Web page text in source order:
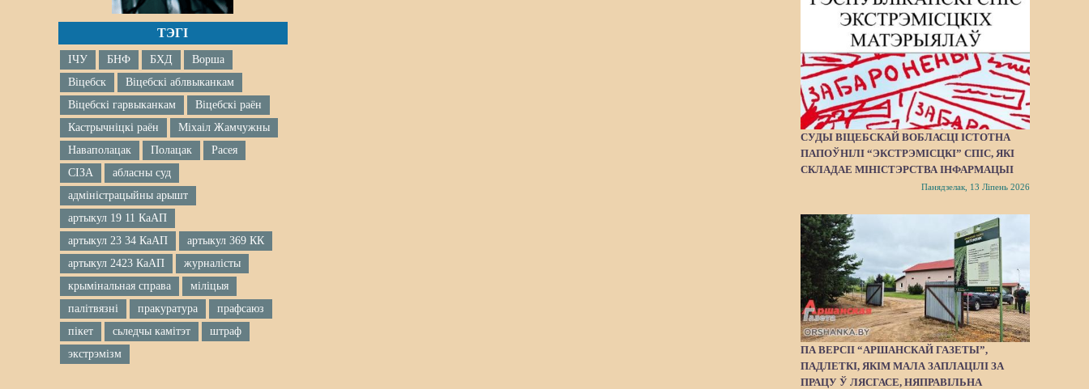
ТЭГІ
ІЧУ БНФ БХД
Ворша
Віцебск
Віцебскі аблвыканкам
Віцебскі гарвыканкам
Віцебскі раён
Кастрычніцкі раён
Міхаіл Жамчужны
Наваполацак
Полацак
Расея
СІЗА
абласны суд
адміністрацыйны арышт
артыкул 19 11 КаАП
артыкул 23 34 КаАП
артыкул 369 КК
артыкул 2423 КаАП
журналісты
крымінальная справа
міліцыя
палітвязні
пракуратура
прафсаюз
пікет
сьледчы камітэт
штраф
экстрэмізм
СУДЫ ВІЦЕБСКАЙ ВОБЛАСЦІ ІСТОТНА
ПАПОЎНІЛІ “ЭКСТРЭМІСЦКІ” СПІС, ЯКІ
СКЛАДАЕ МІНІСТЭРСТВА ІНФАРМАЦЫІ
Панядзелак, 13 Ліпень 2026
ПА ВЕРСІІ “АРШАНСКАЙ ГАЗЕТЫ”,
ПАДЛЕТКІ, ЯКІМ МАЛА ЗАПЛАЦІЛІ ЗА
ПРАЦУ Ў ЛЯСГАСЕ, НЯПРАВІЛЬНА